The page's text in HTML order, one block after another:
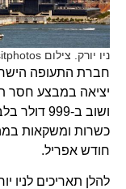
ניו יורק. צילום Depositphotos
יציאה במבצע חסר
כשרות ומשקאות
חודש אפריל.
להלן תאריכים לניו יורק ב 999 דולר –